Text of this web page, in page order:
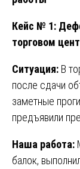
Кейс № 1:
торговом
Ситуация: В
после сдачи
заметные
предъявили
Наша работа:
балок,